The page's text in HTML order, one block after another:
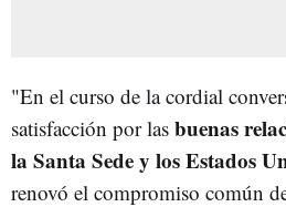
"En el curso de la cordial
satisfacción por las buenas
la Santa Sede y los Estados
renovó el compromiso común